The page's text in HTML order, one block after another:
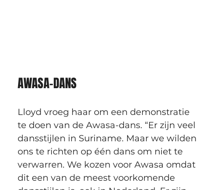
AWASA-DANS
Lloyd vroeg haar om een demonstratie
te doen van de Awasa-dans. “Er zijn veel
dansstijlen in Suriname. Maar we wilden
ons te richten op één dans om niet te
verwarren. We kozen voor Awasa omdat
dit een van de meest voorkomende